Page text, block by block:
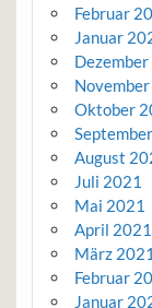
Februar
Januar
Oktober
August
Juli 2021
Mai 2021
April 2021
März 2021
Februar
Januar